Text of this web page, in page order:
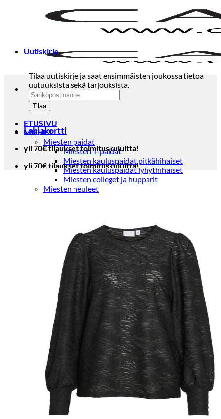
ETUSIVU
MIEHET
Miesten paidat
Miesten T-paidat
Miesten kauluspaidat pitkähihaiset
Miesten kauluspaidat lyhythihaiset
Miesten colleget ja hupparit
Miesten neuleet
Puvuntakit ja blazerit
Miesten housut
Miesten housut
Miesten farkut
Miesten collegehousut
Miesten shortsit
Miesten asusteet
Vyöt ja olkaimet
Solmiot, rusetit ja taskuliinat
Miesten päähineet, huivit ja käsineet
Miesten yöasut ja alusvaatteet
Miesten alusvaatteet
Miesten sukat
Miesten yöasut
Miesten aamutakit ja kylpytakit
Miesten takit
Miesten nahkatakit
Miesten kevät-ja syystakit
Miesten villakangastakit
Miesten talvitakit
Uutiskirje
Tilaa uutiskirje ja saat ensimmäisten joukossa tietoa
uutuuksista sekä tarjouksista.
Lahjakortti
yli 70€ tilaukset toimituskuluitta!
yli 70€ tilaukset toimituskuluitta!